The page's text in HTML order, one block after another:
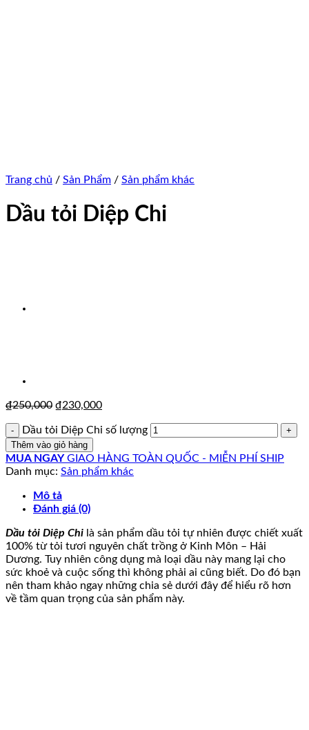
Trang chủ / Sản Phẩm / Sản phẩm khác
Dầu tỏi Diệp Chi
₫250,000 ₫230,000
Dầu tỏi Diệp Chi số lượng
Thêm vào giỏ hàng
MUA NGAY GIAO HÀNG TOÀN QUỐC - MIỄN PHÍ SHIP
Danh mục: Sản phẩm khác
Mô tả
Đánh giá (0)
Dầu tỏi Diệp Chi là sản phẩm dầu tỏi tự nhiên được chiết xuất
100% từ tỏi tươi nguyên chất trồng ở Kinh Môn – Hải
Dương. Tuy nhiên công dụng mà loại dầu này mang lại cho
sức khoẻ và cuộc sống thì không phải ai cũng biết. Do đó bạn
nên tham khảo ngay những chia sẻ dưới đây để hiểu rõ hơn
về tầm quan trọng của sản phẩm này.